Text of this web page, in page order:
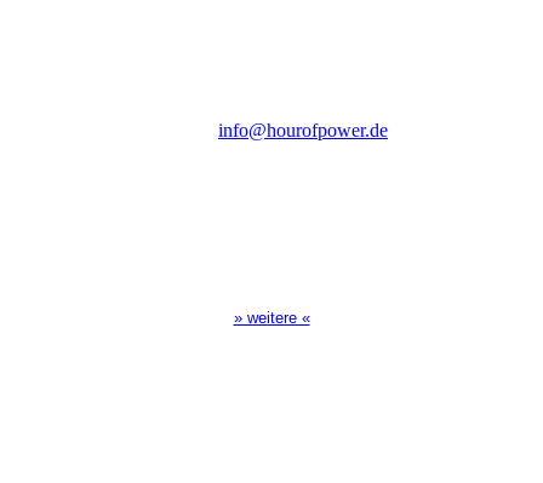
info@hourofpower.de
» weitere «